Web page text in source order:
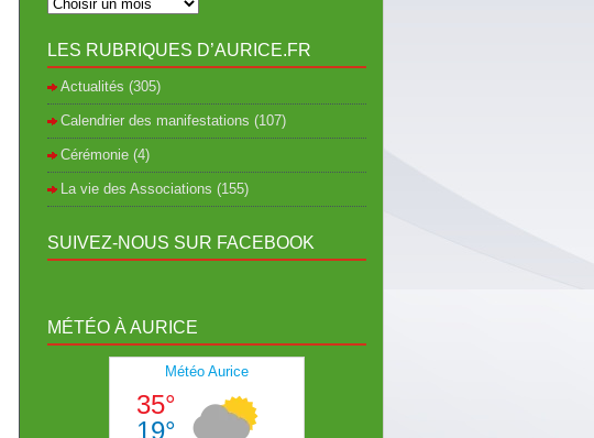
LES RUBRIQUES D’AURICE.FR
Actualités (305)
Calendrier des manifestations (107)
Cérémonie (4)
La vie des Associations (155)
SUIVEZ-NOUS SUR FACEBOOK
MÉTÉO À AURICE